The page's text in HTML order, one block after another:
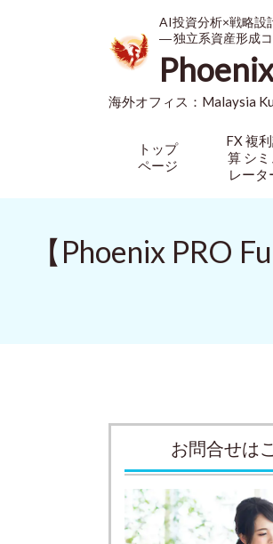
AI投資分析×戦略設
― 独立系資産形成
海外オフィス： Malaysia
トップ
ページ
FX 複
算 シミ
レータ
【Phoenix PRO
お問合せは